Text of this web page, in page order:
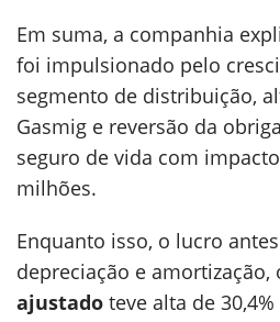
Em suma, a companhia
foi impulsionado pelo
segmento de distribuição,
Gasmig e reversão da
seguro de vida com
milhões.
Enquanto isso, o lucro
depreciação e amortização,
ajustado teve alta de